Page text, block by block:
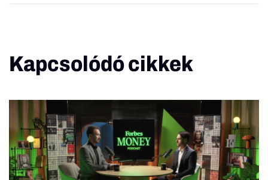
Kapcsolódó cikkek